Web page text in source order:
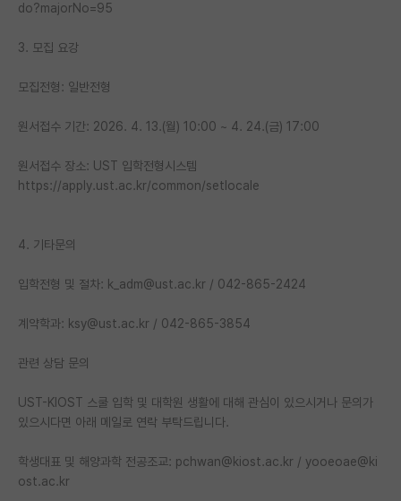
do?majorNo=95
3. 모집 요강
모집전형: 일반전형
원서접수 기간: 2026. 4. 13.(월) 10:00 ~ 4. 24.(금) 17:00
원서접수 장소: UST 입학전형시스템
https://apply.ust.ac.kr/common/setlocale
4. 기타문의
입학전형 및 절차: k_adm@ust.ac.kr / 042-865-2424
계약학과: ksy@ust.ac.kr / 042-865-3854
관련 상담 문의
UST-KIOST 스쿨 입학 및 대학원 생활에 대해 관심이 있으시거나 문의가
있으시다면 아래 메일로 연락 부탁드립니다.
학생대표 및 해양과학 전공조교: pchwan@kiost.ac.kr / yooeoae@ki
ost.ac.kr